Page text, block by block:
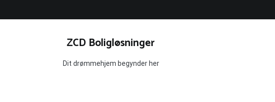
ZCD Boligløsninger
Dit drømmehjem begynder her